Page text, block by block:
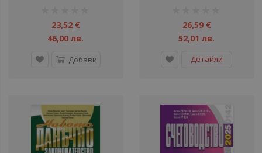
23,52 €
46,00 лв.
Добави
26,59 €
52,01 лв.
Детайли